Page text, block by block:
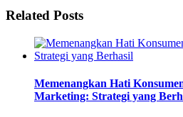
Related Posts
Memenangkan Hati
Marketing: Strategi yang